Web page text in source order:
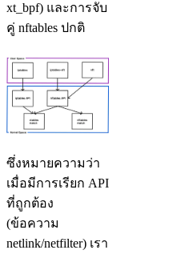
xt_bpf) และการจับ
คู่ nftables ปกติ
ซึ่งหมายความว่า
เมื่อมีการเรียก API
ที่ถูกต้อง
(ข้อความ
netlink/netfilter) เรา